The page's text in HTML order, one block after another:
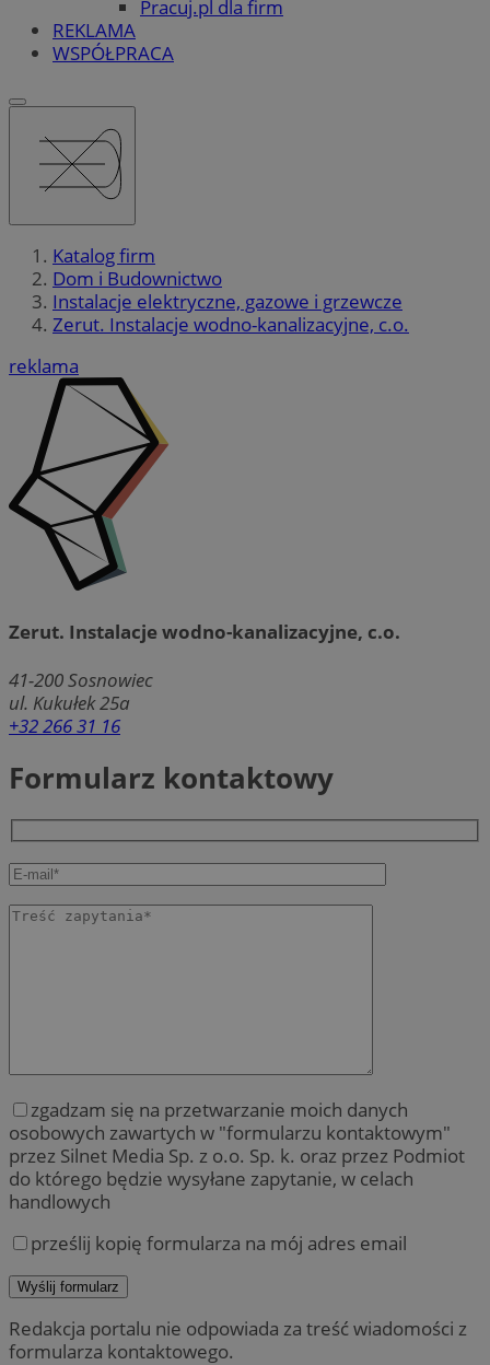
Pracuj.pl dla firm
REKLAMA
WSPÓŁPRACA
Katalog firm
Dom i Budownictwo
Instalacje elektryczne, gazowe i grzewcze
Zerut. Instalacje wodno-kanalizacyjne, c.o.
reklama
Zerut. Instalacje wodno-kanalizacyjne, c.o.
41-200Sosnowiec
ul. Kukułek 25a
+32 266 31 16
Formularz kontaktowy
zgadzam się na przetwarzanie moich danych
osobowych zawartych w "formularzu kontaktowym"
przez Silnet Media Sp. z o.o. Sp. k. oraz przez Podmiot
do którego będzie wysyłane zapytanie, w celach
handlowych
prześlij kopię formularza na mój adres email
Redakcja portalu nie odpowiada za treść wiadomości z
formularza kontaktowego.